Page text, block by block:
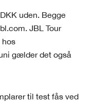
uden. Begge
JBL Tour
hos
gælder det også
til test fås ved